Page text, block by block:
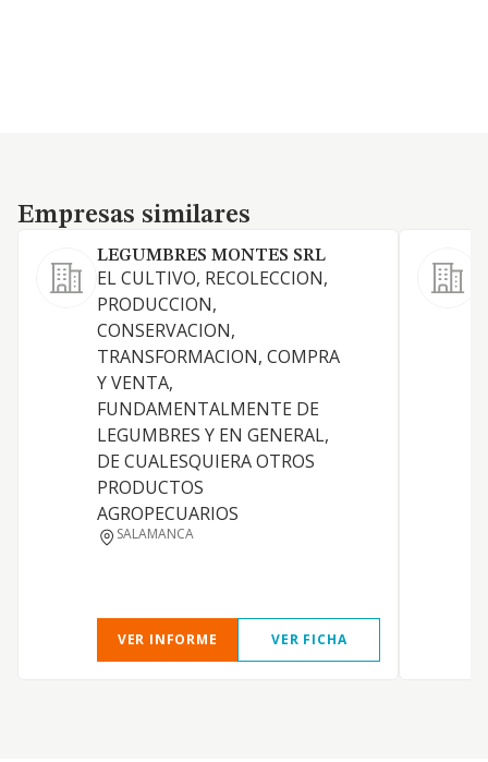
Empresas similares
Empresas similares
LEGUMBRES MONTES SRL
EL CULTIVO, RECOLECCION,
PRODUCCION,
CONSERVACION,
TRANSFORMACION, COMPRA
Y VENTA,
FUNDAMENTALMENTE DE
LEGUMBRES Y EN GENERAL,
DE CUALESQUIERA OTROS
PRODUCTOS
AGROPECUARIOS
SALAMANCA
VER INFORME VER FICHA